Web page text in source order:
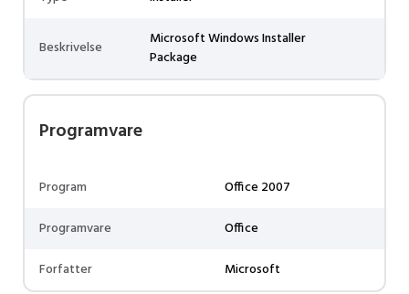
Beskrivelse
Microsoft Windows Installer
Package
Programvare
Program
Office 2007
Programvare
Office
Forfatter
Microsoft